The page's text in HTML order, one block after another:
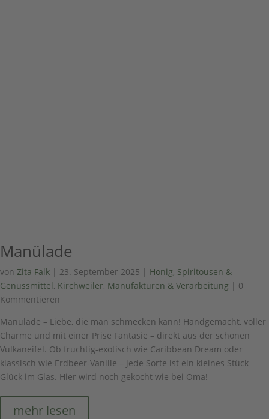
Manülade
von Zita Falk | 23. September 2025 | Honig, Spiritousen &
Genussmittel, Kirchweiler, Manufakturen & Verarbeitung | 0
Kommentieren
Manülade – Liebe, die man schmecken kann! Handgemacht, voller
Charme und mit einer Prise Fantasie – direkt aus der schönen
Vulkaneifel. Ob fruchtig-exotisch wie Caribbean Dream oder
klassisch wie Erdbeer-Vanille – jede Sorte ist ein kleines Stück
Glück im Glas. Hier wird noch gekocht wie bei Oma!
mehr lesen